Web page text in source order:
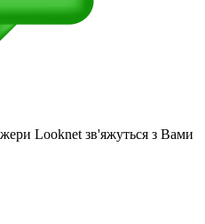
Looknet зв'яжуться з Вами